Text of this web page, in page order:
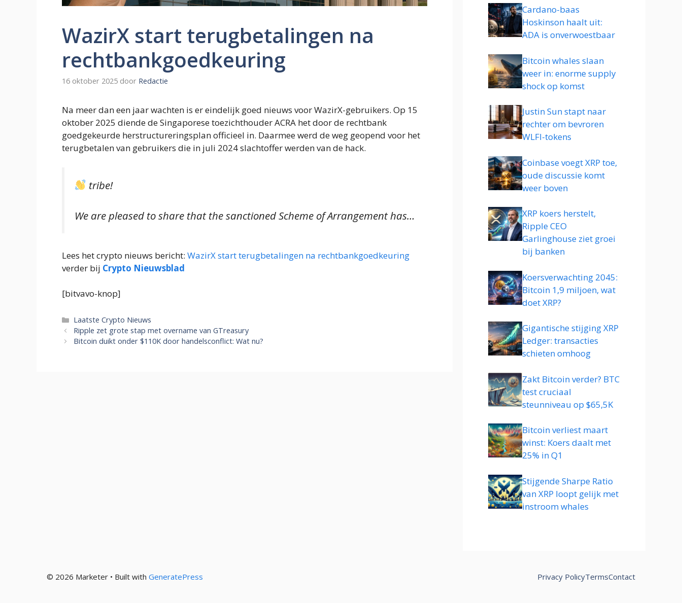
WazirX start terugbetalingen na
rechtbankgoedkeuring
16 oktober 2025 door Redactie
Na meer dan een jaar wachten is er eindelijk goed nieuws voor WazirX-gebruikers. Op 15
oktober 2025 diende de Singaporese toezichthouder ACRA het door de rechtbank
goedgekeurde herstructureringsplan officieel in. Daarmee werd de weg geopend voor het
terugbetalen van gebruikers die in juli 2024 slachtoffer werden van de hack.
tribe!
We are pleased to share that the sanctioned Scheme of Arrangement has…
Lees het crypto nieuws bericht: WazirX start terugbetalingen na rechtbankgoedkeuring
verder bij Crypto Nieuwsblad
[bitvavo-knop]
Categorieën
Laatste Crypto Nieuws
Ripple zet grote stap met overname van GTreasury
Bitcoin duikt onder $110K door handelsconflict: Wat nu?
Cardano-baas
Hoskinson haalt uit:
ADA is onverwoestbaar
Bitcoin whales slaan
weer in: enorme supply
shock op komst
Justin Sun stapt naar
rechter om bevroren
WLFI-tokens
Coinbase voegt XRP toe,
oude discussie komt
weer boven
XRP koers herstelt,
Ripple CEO
Garlinghouse ziet groei
bij banken
Koersverwachting 2045:
Bitcoin 1,9 miljoen, wat
doet XRP?
Gigantische stijging XRP
Ledger: transacties
schieten omhoog
Zakt Bitcoin verder? BTC
test cruciaal
steunniveau op $65,5K
Bitcoin verliest maart
winst: Koers daalt met
25% in Q1
Stijgende Sharpe Ratio
van XRP loopt gelijk met
instroom whales
© 2026 Marketer • Built with GeneratePress Privacy PolicyTermsContact